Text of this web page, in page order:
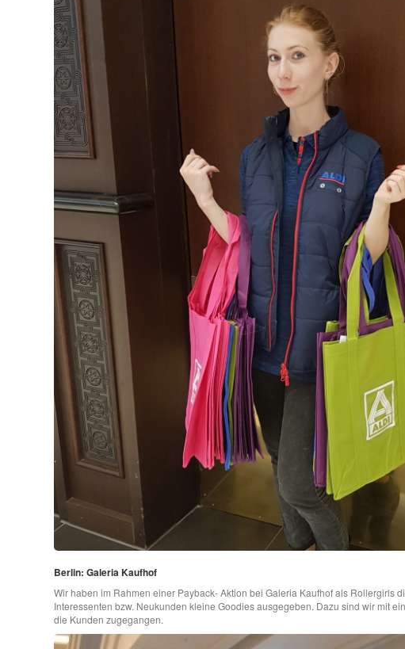
Berlin: Galeria Kaufhof
Wir haben im Rahmen einer Payback- Aktion bei Galeria Kaufhof als Rollergirls
Interessenten bzw. Neukunden kleine Goodies ausgegeben. Dazu sind wir mit
die Kunden zugegangen.